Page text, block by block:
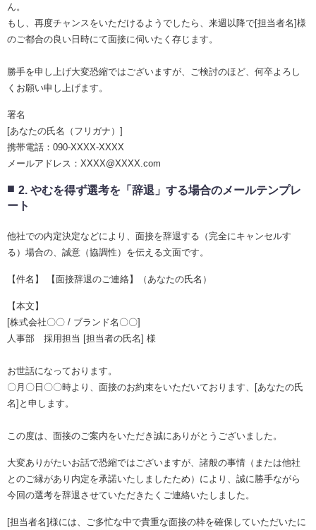
ん。
もし、再度チャンスをいただけるようでしたら、来週以降で[担当者名]様
のご都合の良い日時にて面接に伺いたく存じます。
勝手を申し上げ大変恐縮ではございますが、ご検討のほど、何卒よろし
くお願い申し上げます。
署名
[あなたの氏名（フリガナ）]
携帯電話：090-XXXX-XXXX
メールアドレス：XXXX@XXXX.com
2. やむを得ず選考を「辞退」する場合のメールテンプレ
ート
他社での内定決定などにより、面接を辞退する（完全にキャンセルす
る）場合の、誠意（協調性）を伝える文面です。
【件名】 【面接辞退のご連絡】（あなたの氏名）
【本文】
[株式会社〇〇 / ブランド名〇〇]
人事部 採用担当 [担当者の氏名] 様
お世話になっております。
〇月〇日〇〇時より、面接のお約束をいただいております、[あなたの氏
名]と申します。
この度は、面接のご案内をいただき誠にありがとうございました。
大変ありがたいお話で恐縮ではございますが、諸般の事情（または他社
とのご縁があり内定を承諾いたしましたため）により、誠に勝手ながら
今回の選考を辞退させていただきたくご連絡いたしました。
[担当者名]様には、ご多忙な中で貴重な面接の枠を確保していただいたに